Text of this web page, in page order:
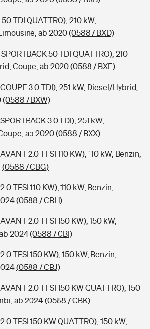
TDI QUATTRO), 210 kW,
ab 2020(0588 / BXD)
50 TDI QUATTRO), 210
Coupe, ab 2020(0588 / BXE)
3.0 TDI), 251 kW, Diesel/Hybrid,
(0588 / BXW)
3.0 TDI), 251 kW,
ab 2020(0588 / BXX)
2.0 TFSI 110 KW), 110 kW, Benzin,
(0588 / CBG)
TFSI 110 KW), 110 kW, Benzin,
(0588 / CBH)
2.0 TFSI 150 KW), 150 kW,
2024(0588 / CBI)
TFSI 150 KW), 150 kW, Benzin,
(0588 / CBJ)
2.0 TFSI 150 KW QUATTRO), 150
ab 2024(0588 / CBK)
TFSI 150 KW QUATTRO), 150 kW,